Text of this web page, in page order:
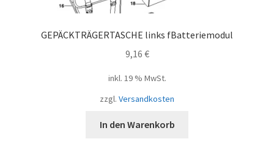
GEPÄCKTRÄGERTASCHE links fBatteriemodul
9,16 €
inkl. 19 % MwSt.
zzgl. Versandkosten
In den Warenkorb